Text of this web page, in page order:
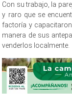
Con su trabajo, la
y raro que se
factoría y
manera de sus
venderlos localmente.